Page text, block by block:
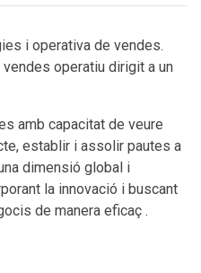
i operativa de vendes.
operatiu dirigit a un
amb capacitat de veure
establir i assolir pautes a
dimensió global i
la innovació i buscant
de manera eficaç .